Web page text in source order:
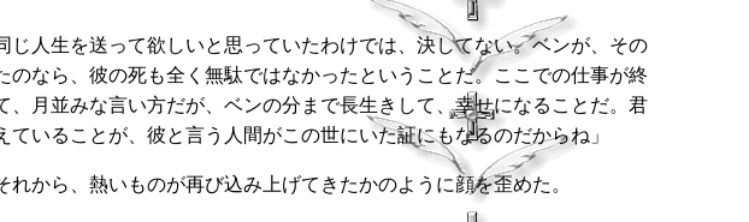
人生を送って欲しいと思っていたわけでは、決してない。ベンが、その
なら、彼の死も全く無駄ではなかったということだ。ここでの仕事が終
月並みな言い方だが、ベンの分まで長生きして、幸せになることだ。君
いることが、彼と言う人間がこの世にいた証にもなるのだからね」
から、熱いものが再び込み上げてきたかのように顔を歪めた。